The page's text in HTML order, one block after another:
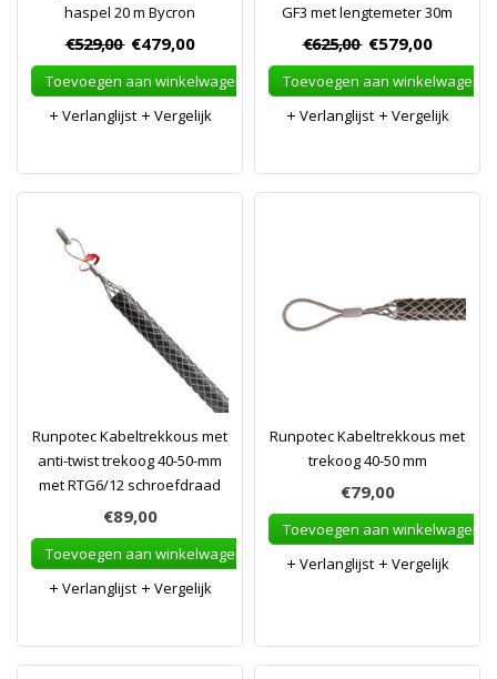
haspel 20 m Bycron
€529,00 €479,00
Toevoegen aan winkelwagen
Verlanglijst
Vergelijk
GF3 met lengtemeter 30m
€625,00 €579,00
Toevoegen aan winkelwagen
Verlanglijst
Vergelijk
Runpotec Kabeltrekkous met
anti-twist trekoog 40-50-mm
met RTG6/12 schroefdraad
€89,00
Toevoegen aan winkelwagen
Verlanglijst
Vergelijk
Runpotec Kabeltrekkous met
trekoog 40-50 mm
€79,00
Toevoegen aan winkelwagen
Verlanglijst
Vergelijk